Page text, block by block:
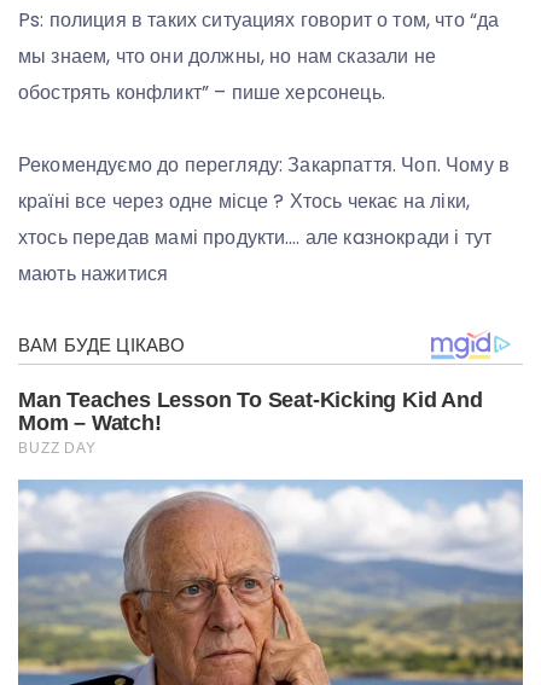
Ps: полиция в таких ситуациях говорит о том, что “да
мы знаем, что они должны, но нам сказали не
обострять конфликт” – пише херсонець.
Рекомендуємо до перегляду: Закарпаття. Чоп. Чому в
країні все через одне місце ? Хтось чекає на ліки,
хтось передав мамі продукти…. але кaзнoкради і тут
мають нажитися